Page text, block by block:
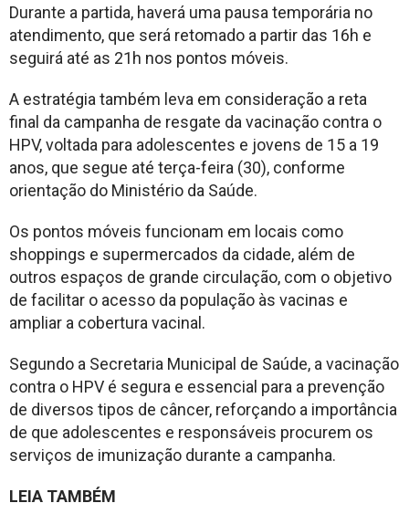
Durante a partida, haverá uma pausa temporária no
atendimento, que será retomado a partir das 16h e
seguirá até as 21h nos pontos móveis.
A estratégia também leva em consideração a reta
final da campanha de resgate da vacinação contra o
HPV, voltada para adolescentes e jovens de 15 a 19
anos, que segue até terça-feira (30), conforme
orientação do Ministério da Saúde.
Os pontos móveis funcionam em locais como
shoppings e supermercados da cidade, além de
outros espaços de grande circulação, com o objetivo
de facilitar o acesso da população às vacinas e
ampliar a cobertura vacinal.
Segundo a Secretaria Municipal de Saúde, a vacinação
contra o HPV é segura e essencial para a prevenção
de diversos tipos de câncer, reforçando a importância
de que adolescentes e responsáveis procurem os
serviços de imunização durante a campanha.
LEIA TAMBÉM